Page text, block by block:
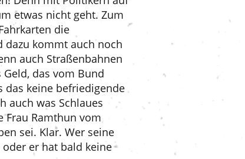
etwas nicht geht. Zum
die
dazu kommt auch noch
auch Straßenbahnen
das vom Bund
das keine befriedigende
auch was Schlaues
Frau Ramthun vom
sei. Klar. Wer seine
er hat bald keine